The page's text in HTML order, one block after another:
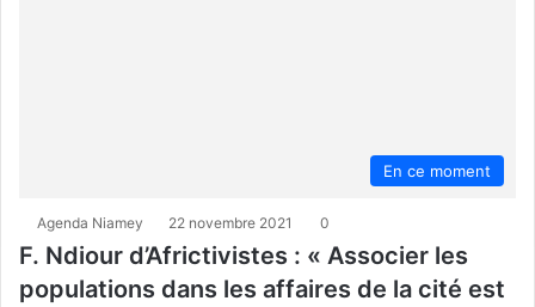
En ce moment
Agenda Niamey 22 novembre 2021 0
F. Ndiour d’Africtivistes : « Associer les
populations dans les affaires de la cité est